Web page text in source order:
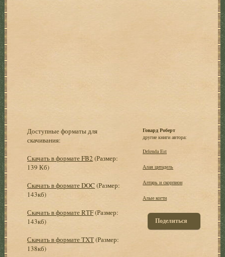
Доступные форматы для
скачивания:
Скачать в формате FB2 (Размер:
139 Кб)
Скачать в формате DOC (Размер:
143кб)
Скачать в формате RTF(Размер:
143кб)
Скачать в формате TXT(Размер:
138кб)
Говард Роберт
другие книги автора:
Delenda Est
Алая цитадель
Алтарь и скорпион
Алые когти
Поделиться